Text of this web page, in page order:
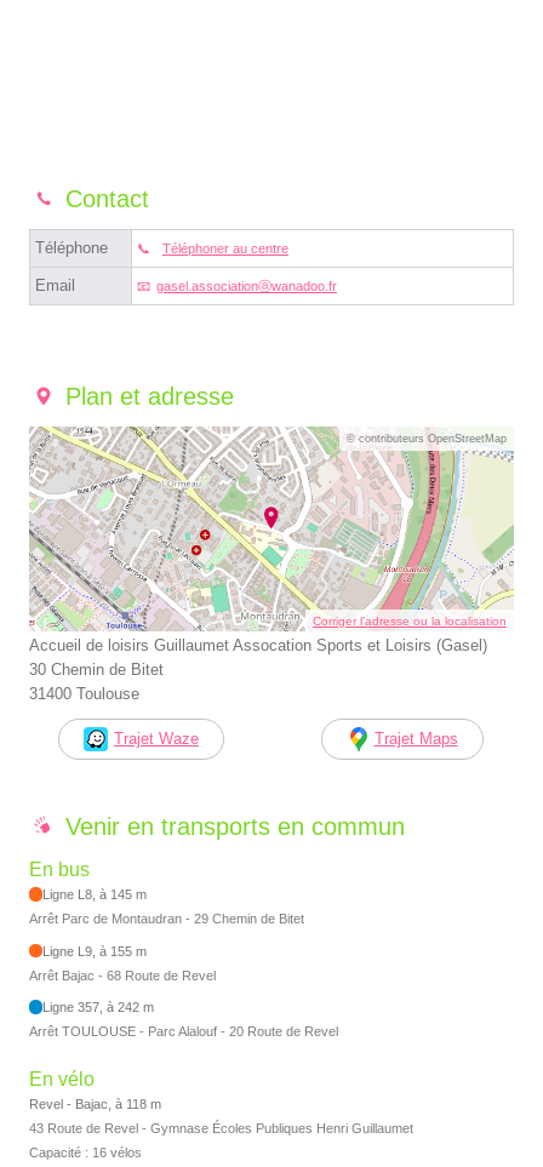
Contact
Téléphone Téléphoner au centre
Email gasel.associationⓐwanadoo.fr
Plan et adresse
© contributeurs OpenStreetMap
Corriger l’adresse ou la localisation
Accueil de loisirs Guillaumet Assocation Sports et Loisirs (Gasel)
30 Chemin de Bitet
31400 Toulouse
Trajet Waze Trajet Maps
Venir en transports en commun
En bus
Ligne L8, à 145 m
Arrêt Parc de Montaudran - 29 Chemin de Bitet
Ligne L9, à 155 m
Arrêt Bajac - 68 Route de Revel
Ligne 357, à 242 m
Arrêt TOULOUSE - Parc Alalouf - 20 Route de Revel
En vélo
Revel - Bajac, à 118 m
43 Route de Revel - Gymnase Écoles Publiques Henri Guillaumet
Capacité : 16 vélos